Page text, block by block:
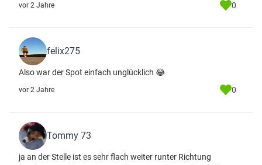
vor 2 Jahre 0
felix275
Also war der Spot einfach unglücklich 😂
vor 2 Jahre 0
Tommy 73
ja an der Stelle ist es sehr flach weiter runter Richtung